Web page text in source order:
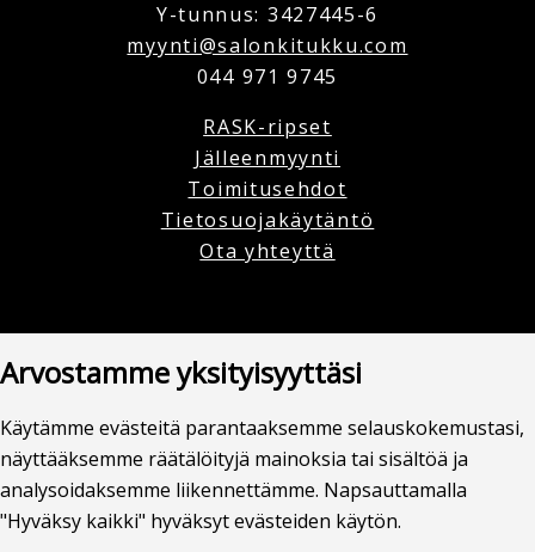
Y-tunnus: 3427445-6
myynti@salonkitukku.com
044 971 9745
RASK-ripset
Jälleenmyynti
Toimitusehdot
Tietosuojakäytäntö
Ota yhteyttä
Arvostamme yksityisyyttäsi
Käytämme evästeitä parantaaksemme selauskokemustasi,
näyttääksemme räätälöityjä mainoksia tai sisältöä ja
analysoidaksemme liikennettämme. Napsauttamalla
"Hyväksy kaikki" hyväksyt evästeiden käytön.